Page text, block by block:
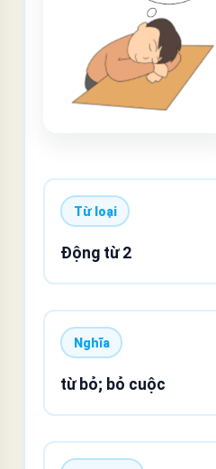
Từ loại
Động từ 2
Nghĩa
từ bỏ; bỏ cuộc